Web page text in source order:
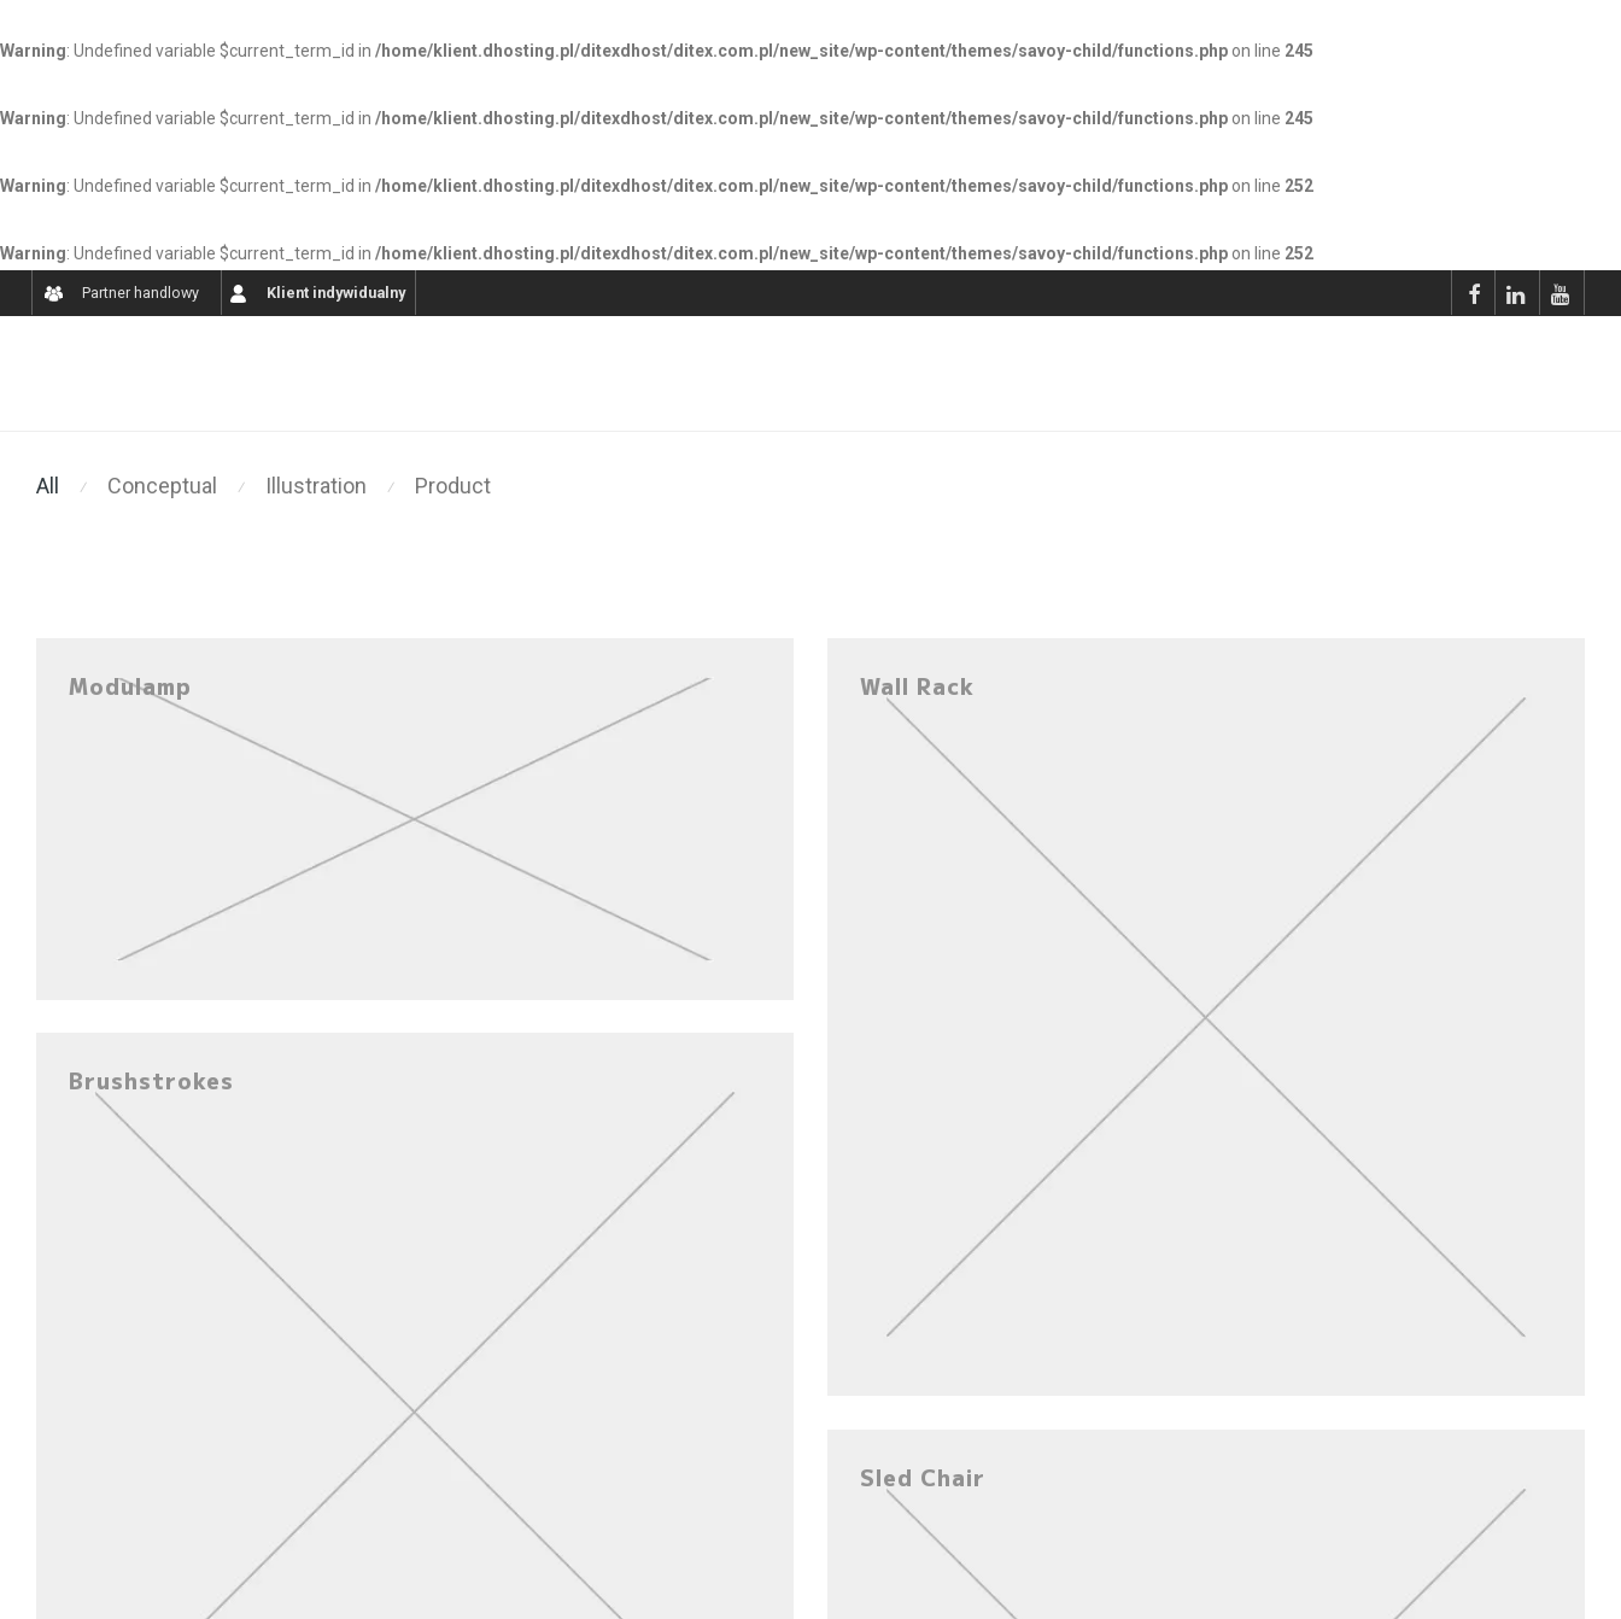
Warning: Undefined variable $current_term_id in /home/klient.dhosting.pl/ditexdhost/ditex.com.pl/new_site/wp-content/themes/savoy-child/functions.php on line 245
Warning: Undefined variable $current_term_id in /home/klient.dhosting.pl/ditexdhost/ditex.com.pl/new_site/wp-content/themes/savoy-child/functions.php on line 245
Warning: Undefined variable $current_term_id in /home/klient.dhosting.pl/ditexdhost/ditex.com.pl/new_site/wp-content/themes/savoy-child/functions.php on line 252
Warning: Undefined variable $current_term_id in /home/klient.dhosting.pl/ditexdhost/ditex.com.pl/new_site/wp-content/themes/savoy-child/functions.php on line 252
Partner handlowy Klient indywidualny
All ⁄ Conceptual ⁄ Illustration ⁄ Product
Modulamp Wall Rack
Brushstrokes
Sled Chair